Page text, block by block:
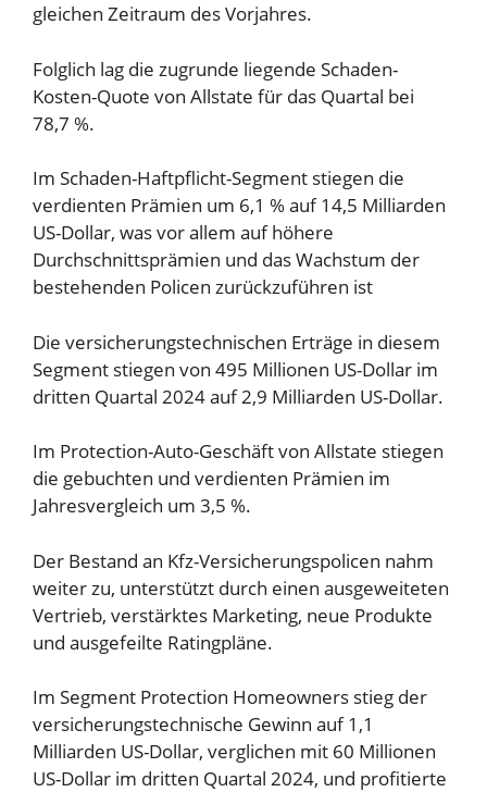
gleichen Zeitraum des Vorjahres.
Folglich lag die zugrunde liegende Schaden-
Kosten-Quote von Allstate für das Quartal bei
78,7 %.
Im Schaden-Haftpflicht-Segment stiegen die
verdienten Prämien um 6,1 % auf 14,5 Milliarden
US-Dollar, was vor allem auf höhere
Durchschnittsprämien und das Wachstum der
bestehenden Policen zurückzuführen ist
Die versicherungstechnischen Erträge in diesem
Segment stiegen von 495 Millionen US-Dollar im
dritten Quartal 2024 auf 2,9 Milliarden US-Dollar.
Im Protection-Auto-Geschäft von Allstate stiegen
die gebuchten und verdienten Prämien im
Jahresvergleich um 3,5 %.
Der Bestand an Kfz-Versicherungspolicen nahm
weiter zu, unterstützt durch einen ausgeweiteten
Vertrieb, verstärktes Marketing, neue Produkte
und ausgefeilte Ratingpläne.
Im Segment Protection Homeowners stieg der
versicherungstechnische Gewinn auf 1,1
Milliarden US-Dollar, verglichen mit 60 Millionen
US-Dollar im dritten Quartal 2024, und profitierte